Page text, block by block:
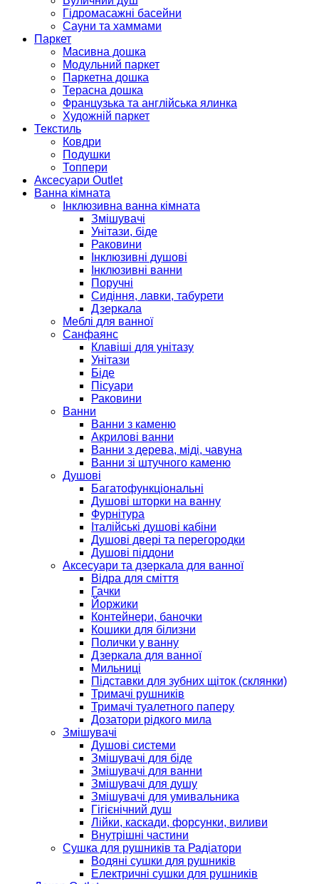
Гідромасажні басейни
Сауни та хаммами
Паркет
Масивна дошка
Модульний паркет
Паркетна дошка
Терасна дошка
Французька та англійська ялинка
Художній паркет
Текстиль
Ковдри
Подушки
Топпери
Аксесуари Outlet
Ванна кімната
Інклюзивна ванна кімната
Змішувачі
Унітази, біде
Раковини
Інклюзивні душові
Інклюзивні ванни
Поручні
Сидіння, лавки, табурети
Дзеркала
Меблі для ванної
Санфаянс
Клавіші для унітазу
Унітази
Біде
Пісуари
Раковини
Ванни
Ванни з каменю
Акрилові ванни
Ванни з дерева, міді, чавуна
Ванни зі штучного каменю
Душові
Багатофункціональні
Душові шторки на ванну
Фурнітура
Італійські душові кабіни
Душові двері та перегородки
Душові піддони
Аксесуари та дзеркала для ванної
Відра для сміття
Гачки
Йоржики
Контейнери, баночки
Кошики для білизни
Полички у ванну
Дзеркала для ванної
Мильниці
Підставки для зубних щіток (склянки)
Тримачі рушників
Тримачі туалетного паперу
Дозатори рідкого мила
Змішувачі
Душові системи
Змішувачі для біде
Змішувачі для ванни
Змішувачі для душу
Змішувачі для умивальника
Гігієнічний душ
Лійки, каскади, форсунки, виливи
Внутрішні частини
Сушка для рушників та Радіатори
Водяні сушки для рушників
Електричні сушки для рушників